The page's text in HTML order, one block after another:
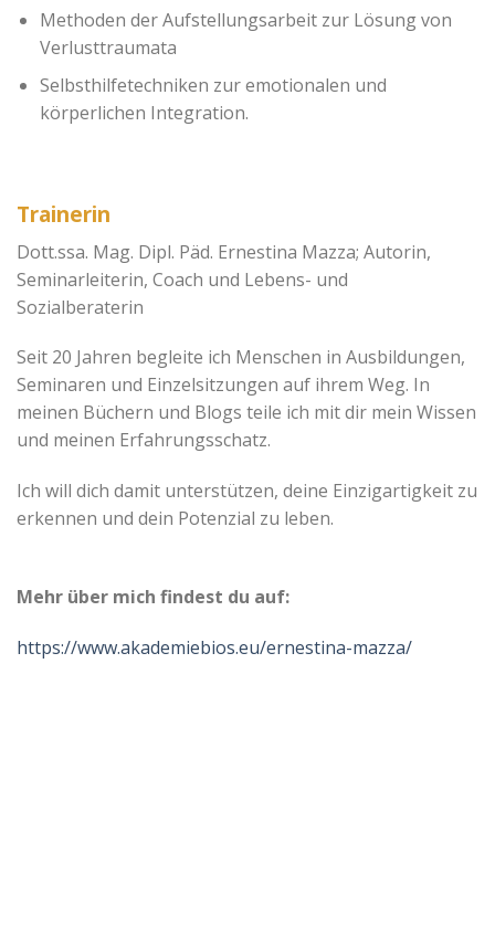
Methoden der Aufstellungsarbeit zur Lösung von
Verlusttraumata
Selbsthilfetechniken zur emotionalen und
körperlichen Integration.
Trainerin
Dott.ssa. Mag. Dipl. Päd. Ernestina Mazza; Autorin,
Seminarleiterin, Coach und Lebens- und
Sozialberaterin
Seit 20 Jahren begleite ich Menschen in Ausbildungen,
Seminaren und Einzelsitzungen auf ihrem Weg. In
meinen Büchern und Blogs teile ich mit dir mein Wissen
und meinen Erfahrungsschatz.
Ich will dich damit unterstützen, deine Einzigartigkeit zu
erkennen und dein Potenzial zu leben.
Mehr über mich findest du auf:
https://www.akademiebios.eu/ernestina-mazza/